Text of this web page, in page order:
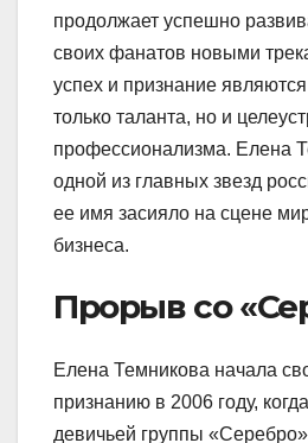
продолжает успешно
своих фанатов новыми
успех и признание
только таланта, но и
профессионализма. Елена
одной из главных звезд
ее имя засияло на сцене
бизнеса.
Прорыв со
Елена Темникова начала
признанию в 2006 году,
девичьей группы